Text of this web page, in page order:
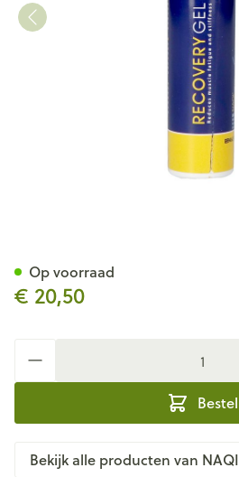
€ 20,50
Bestel
Op voorraad
Bekijk alle producten van NAQI